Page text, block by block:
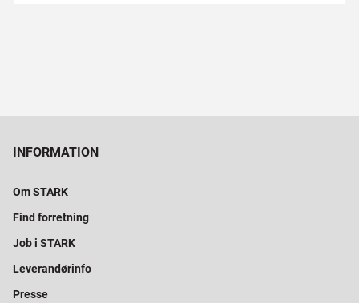
INFORMATION
Om STARK
Find forretning
Job i STARK
Leverandørinfo
Presse